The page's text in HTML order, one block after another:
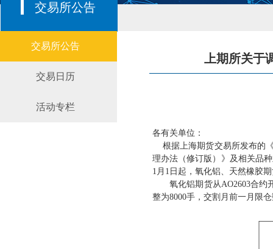
交易所公告
交易所公告
交易日历
活动专栏
上期所关于
各有关单位：
根据上海期货交易所发布的
理办法（修订版）》及相关品
1月1日起，氧化铝、天然橡胶
氧化铝期货从AO2603合约
整为8000手，交割月前一月限